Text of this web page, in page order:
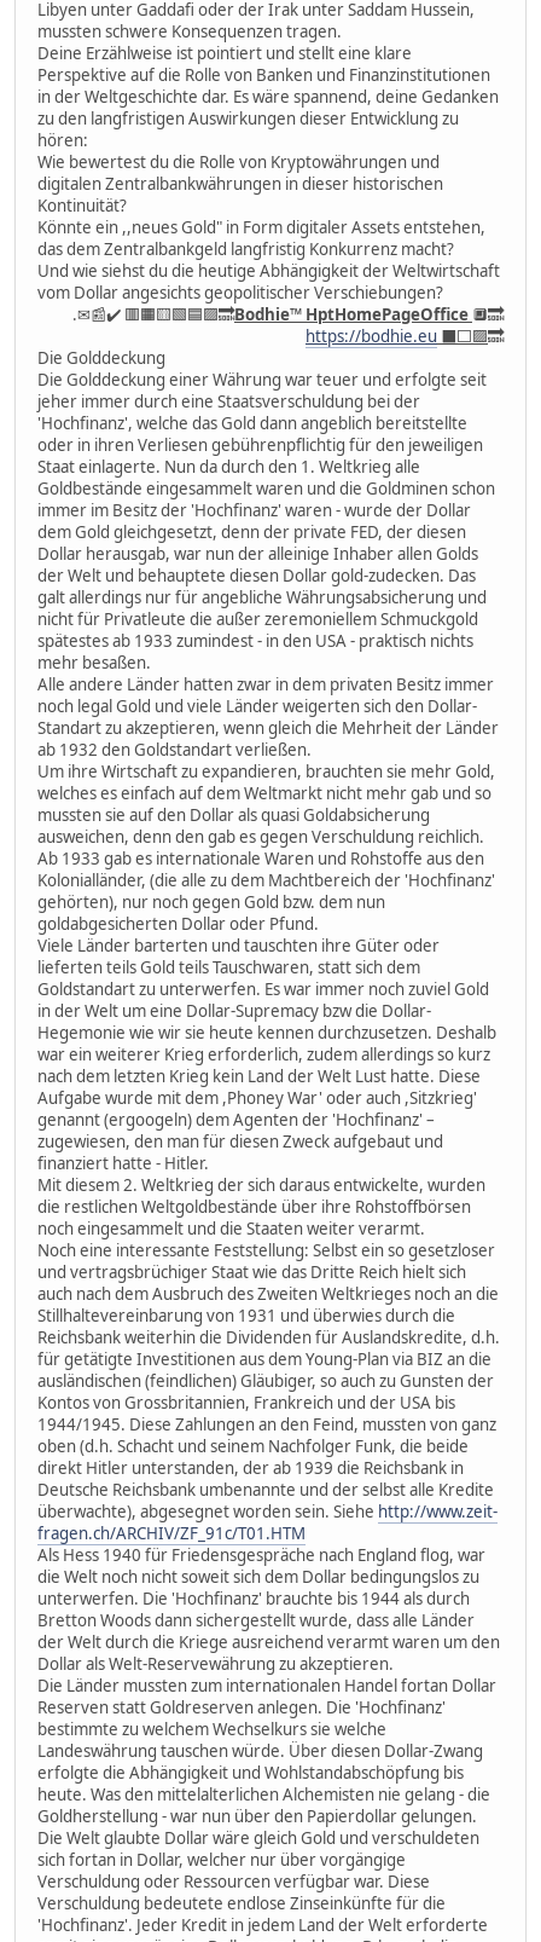
Libyen unter Gaddafi oder der Irak unter Saddam Hussein,
mussten schwere Konsequenzen tragen.
Deine Erzählweise ist pointiert und stellt eine klare
Perspektive auf die Rolle von Banken und Finanzinstitutionen
in der Weltgeschichte dar. Es wäre spannend, deine Gedanken
zu den langfristigen Auswirkungen dieser Entwicklung zu
hören:
Wie bewertest du die Rolle von Kryptowährungen und
digitalen Zentralbankwährungen in dieser historischen
Kontinuität?
Könnte ein ,,neues Gold" in Form digitaler Assets entstehen,
das dem Zentralbankgeld langfristig Konkurrenz macht?
Und wie siehst du die heutige Abhängigkeit der Weltwirtschaft
vom Dollar angesichts geopolitischer Verschiebungen?
.✉📰✔️ 🟥🟧🟨🟩🟦🟪🔜Bodhie™ HptHomePageOffice 🔲🔜
https://bodhie.eu ⬛️⬜️🟪🔜
Die Golddeckung
Die Golddeckung einer Währung war teuer und erfolgte seit
jeher immer durch eine Staatsverschuldung bei der
'Hochfinanz', welche das Gold dann angeblich bereitstellte
oder in ihren Verliesen gebührenpflichtig für den jeweiligen
Staat einlagerte. Nun da durch den 1. Weltkrieg alle
Goldbestände eingesammelt waren und die Goldminen schon
immer im Besitz der 'Hochfinanz' waren - wurde der Dollar
dem Gold gleichgesetzt, denn der private FED, der diesen
Dollar herausgab, war nun der alleinige Inhaber allen Golds
der Welt und behauptete diesen Dollar gold-zudecken. Das
galt allerdings nur für angebliche Währungsabsicherung und
nicht für Privatleute die außer zeremoniellem Schmuckgold
spätestes ab 1933 zumindest - in den USA - praktisch nichts
mehr besaßen.
Alle andere Länder hatten zwar in dem privaten Besitz immer
noch legal Gold und viele Länder weigerten sich den Dollar-
Standart zu akzeptieren, wenn gleich die Mehrheit der Länder
ab 1932 den Goldstandart verließen.
Um ihre Wirtschaft zu expandieren, brauchten sie mehr Gold,
welches es einfach auf dem Weltmarkt nicht mehr gab und so
mussten sie auf den Dollar als quasi Goldabsicherung
ausweichen, denn den gab es gegen Verschuldung reichlich.
Ab 1933 gab es internationale Waren und Rohstoffe aus den
Kolonialländer, (die alle zu dem Machtbereich der 'Hochfinanz'
gehörten), nur noch gegen Gold bzw. dem nun
goldabgesicherten Dollar oder Pfund.
Viele Länder barterten und tauschten ihre Güter oder
lieferten teils Gold teils Tauschwaren, statt sich dem
Goldstandart zu unterwerfen. Es war immer noch zuviel Gold
in der Welt um eine Dollar-Supremacy bzw die Dollar-
Hegemonie wie wir sie heute kennen durchzusetzen. Deshalb
war ein weiterer Krieg erforderlich, zudem allerdings so kurz
nach dem letzten Krieg kein Land der Welt Lust hatte. Diese
Aufgabe wurde mit dem ,Phoney War' oder auch ,Sitzkrieg'
genannt (ergoogeln) dem Agenten der 'Hochfinanz' –
zugewiesen, den man für diesen Zweck aufgebaut und
finanziert hatte - Hitler.
Mit diesem 2. Weltkrieg der sich daraus entwickelte, wurden
die restlichen Weltgoldbestände über ihre Rohstoffbörsen
noch eingesammelt und die Staaten weiter verarmt.
Noch eine interessante Feststellung: Selbst ein so gesetzloser
und vertragsbrüchiger Staat wie das Dritte Reich hielt sich
auch nach dem Ausbruch des Zweiten Weltkrieges noch an die
Stillhaltevereinbarung von 1931 und überwies durch die
Reichsbank weiterhin die Dividenden für Auslandskredite, d.h.
für getätigte Investitionen aus dem Young-Plan via BIZ an die
ausländischen (feindlichen) Gläubiger, so auch zu Gunsten der
Kontos von Grossbritannien, Frankreich und der USA bis
1944/1945. Diese Zahlungen an den Feind, mussten von ganz
oben (d.h. Schacht und seinem Nachfolger Funk, die beide
direkt Hitler unterstanden, der ab 1939 die Reichsbank in
Deutsche Reichsbank umbenannte und der selbst alle Kredite
überwachte), abgesegnet worden sein. Siehe http://www.zeit-
fragen.ch/ARCHIV/ZF_91c/T01.HTM
Als Hess 1940 für Friedensgespräche nach England flog, war
die Welt noch nicht soweit sich dem Dollar bedingungslos zu
unterwerfen. Die 'Hochfinanz' brauchte bis 1944 als durch
Bretton Woods dann sichergestellt wurde, dass alle Länder
der Welt durch die Kriege ausreichend verarmt waren um den
Dollar als Welt-Reservewährung zu akzeptieren.
Die Länder mussten zum internationalen Handel fortan Dollar
Reserven statt Goldreserven anlegen. Die 'Hochfinanz'
bestimmte zu welchem Wechselkurs sie welche
Landeswährung tauschen würde. Über diesen Dollar-Zwang
erfolgte die Abhängigkeit und Wohlstandabschöpfung bis
heute. Was den mittelalterlichen Alchemisten nie gelang - die
Goldherstellung - war nun über den Papierdollar gelungen.
Die Welt glaubte Dollar wäre gleich Gold und verschuldeten
sich fortan in Dollar, welcher nur über vorgängige
Verschuldung oder Ressourcen verfügbar war. Diese
Verschuldung bedeutete endlose Zinseinkünfte für die
'Hochfinanz'. Jeder Kredit in jedem Land der Welt erforderte